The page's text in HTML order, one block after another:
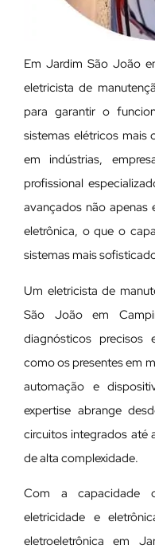
Em Jardim São João
eletricista de
para garantir o
sistemas elétricos mais
em indústrias,
profissional
avançados não apenas
eletrônica, o que o
sistemas mais
Um eletricista de
São João em
diagnósticos precisos
como os presentes em
automação e
expertise abrange
circuitos integrados até
de alta complexidade.
Com a capacidade
eletricidade e
eletroeletrônica em